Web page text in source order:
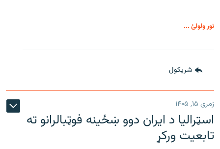
نور ولولئ ...
شريکول
زمری ۱۵, ۱۴۰۵
اسټرالیا د ایران دوو ښځینه فوټبالرانو ته
تابعیت ورکړ